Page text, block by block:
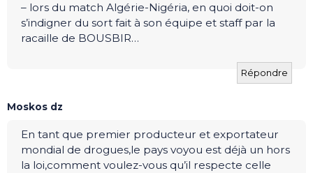
– lors du match Algérie-Nigéria, en quoi doit-on
s’indigner du sort fait à son équipe et staff par la
racaille de BOUSBIR…
Répondre
Moskos dz
En tant que premier producteur et exportateur
mondial de drogues,le pays voyou est déjà un hors
la loi,comment voulez-vous qu’il respecte celle